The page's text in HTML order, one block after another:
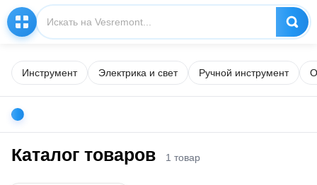
Инструмент Электрика и свет Ручной инструмент
Каталог товаров 1 товар